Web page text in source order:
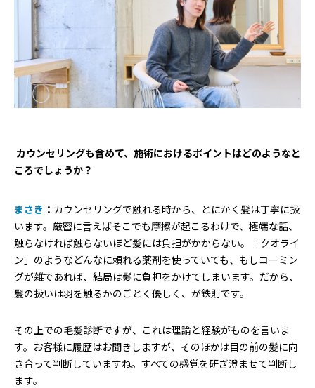
―― カウンセリングも含めて、施術におけるポイントはどのようなと
ころでしょうか？
まさき ： カウンセリングで触れる時から、とにかく髪は丁寧に扱
います。厳密に言えばそこでも摩擦が起こるわけで、極端な話、
触らなければ触らないほど髪には負担がかからない。「クオライ
ン」のようなどんなに頼れる薬剤を使っていても、もしコーミン
グが雑であれば、結局は髪に負担をかけてしまいます。だから、
髪の扱いは羽を触るかのごとく優しく、が鉄則です。
その上での毛髪診断ですが、これは理論と経験がものを言いま
す。お客様に履歴はお聞きしますが、そのほかは目の前の髪に向
き合って判断していますね。すべての感覚を研ぎ澄ませて判断し
ます。